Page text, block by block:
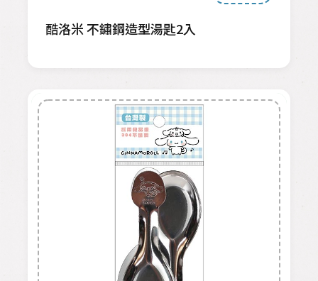
酷洛米 不鏽鋼造型湯匙2入